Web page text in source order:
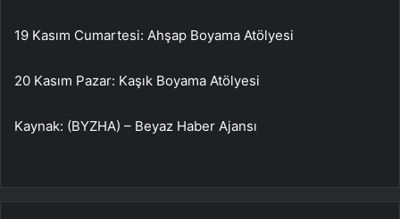
19 Kasım Cumartesi: Ahşap Boyama Atölyesi
20 Kasım Pazar: Kaşık Boyama Atölyesi
Kaynak: (BYZHA) – Beyaz Haber Ajansı